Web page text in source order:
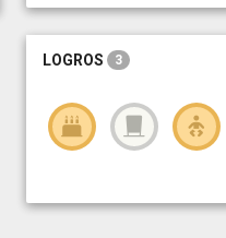
LOGROS 3